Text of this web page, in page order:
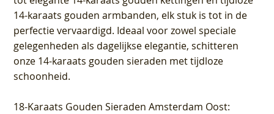
14-karaats gouden armbanden, elk stuk is tot in de
perfectie vervaardigd. Ideaal voor zowel speciale
gelegenheden als dagelijkse elegantie, schitteren
onze 14-karaats gouden sieraden met tijdloze
schoonheid.
18-Karaats Gouden Sieraden Amsterdam Oost: